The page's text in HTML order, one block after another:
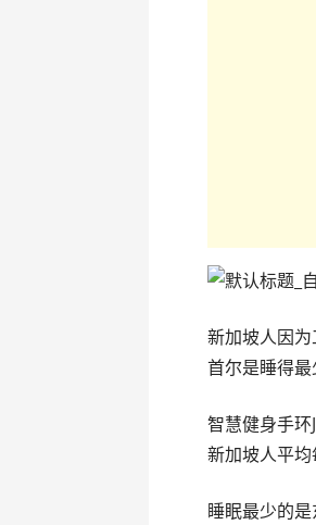
新加坡人因
首尔是睡得最
智慧健身手
新加坡人平均
睡眠最少的